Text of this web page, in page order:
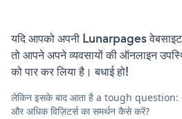
यदि आपको अपनी Lunarpages
तो आपने अपने व्यवसायों की ऑनलाइन
को पार कर लिया है। बधाई हो!
लेकिन इसके बाद आता है a tough
और अधिक विज़िटर्स का समर्थन कैसे करें?